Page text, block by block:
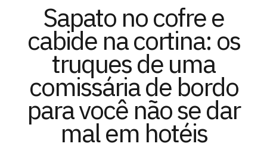
Sapato no cofre e
cabide na cortina: os
truques de uma
comissária de bordo
para você não se dar
mal em hotéis